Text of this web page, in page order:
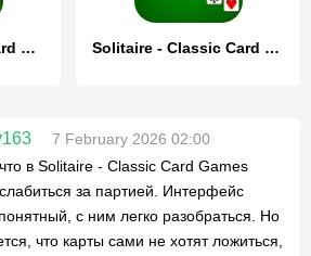
Solitaire: Classic Card Game Solitaire - Classic Card Game
7 February 2026 02:00
в Solitaire - Classic Card Games
за партией. Интерфейс
с ним легко разобраться. Но
что карты сами не хотят ложиться,